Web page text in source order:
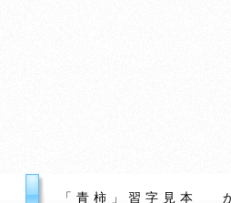
「青柿」習字見本